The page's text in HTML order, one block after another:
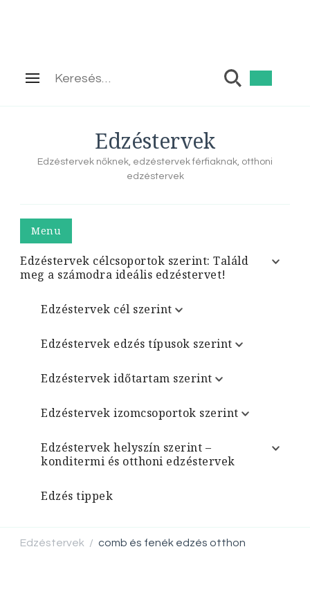
Keresés:
Edzéstervek
Edzéstervek nőknek, edzéstervek férfiaknak, otthoni
edzéstervek
Menu
Edzéstervek célcsoportok szerint: Találd
meg a számodra ideális edzéstervet!
Edzéstervek cél szerint
Edzéstervek edzés típusok szerint
Edzéstervek időtartam szerint
Edzéstervek izomcsoportok szerint
Edzéstervek helyszín szerint –
konditermi és otthoni edzéstervek
Edzés tippek
Edzéstervek / comb és fenék edzés otthon